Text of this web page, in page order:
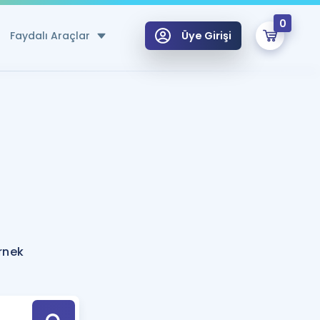
Faydalı Araçlar
Hesaplama Aracı
için Öneriler
Tek Takvimde
Üye Girişi
0